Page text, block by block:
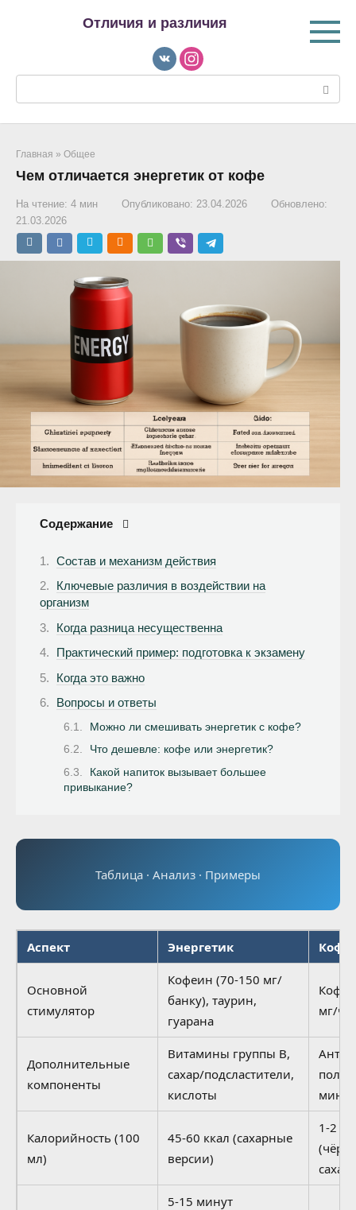
Отличия и различия
Главная » Общее
Чем отличается энергетик от кофе
На чтение: 4 мин Опубликовано: 23.04.2026
Обновлено:
21.03.2026
Содержание
Состав и механизм действия
Ключевые различия в воздействии на
организм
Когда разница несущественна
Практический пример: подготовка к экзамену
Когда это важно
Вопросы и ответы
Можно ли смешивать энергетик с кофе?
Что дешевле: кофе или энергетик?
Какой напиток вызывает большее
привыкание?
Таблица · Анализ · Примеры
Аспект Энергетик Кофе
Основной
стимулятор
Кофеин (70-150 мг/
банку), таурин,
гуарана
мг/
Дополнительные
компоненты
Витамины группы B,
сахар/подсластители,
кислоты
Калорийность (100
мл)
45-60 ккал (сахарные
версии)
1-2
5-15 минут